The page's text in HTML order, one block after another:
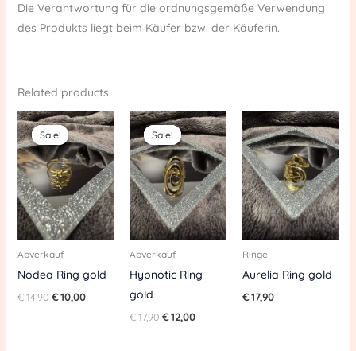
Die Verantwortung für die ordnungsgemäße Verwendung
des Produkts liegt beim Käufer bzw. der Käuferin.
Related products
Sale!
Sale!
Abverkauf
Nodea Ring gold
€14,90
Original
price
was:
€ 14,90.
€10,00
Current
price
is:
€ 10,00.
Sale!
Sale!
Abverkauf
Hypnotic Ring
gold
€17,90
Original
price
was:
€ 17,90.
€12,00
Current
price
is:
€ 12,00.
Ringe
Aurelia Ring gold
€17,90